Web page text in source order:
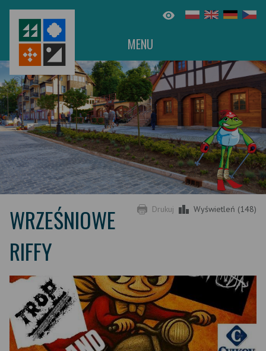
MENU
Drukuj Wyświetleń (148)
WRZEŚNIOWE
RIFFY